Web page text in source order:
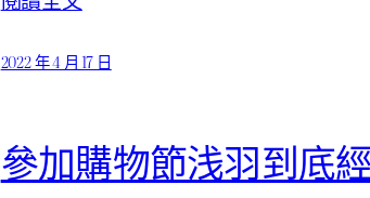
2022 年 4 月 17 日
參加購物節浅羽到底